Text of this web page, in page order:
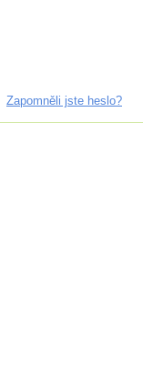
Zapomněli jste heslo?